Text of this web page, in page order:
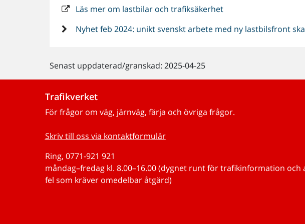
Läs mer om lastbilar och trafiksäkerhet
Nyhet feb 2024: unikt svenskt arbete med ny lastbilsfront
Senast uppdaterad/granskad: 2025-04-25
Trafikverket
För frågor om väg, järnväg, färja och övriga frågor.
Skriv till oss via kontaktformulär
Ring, 0771-921 921
måndag–fredag kl. 8.00–16.00 (dygnet runt för trafikinformation och
fel som kräver omedelbar åtgärd)